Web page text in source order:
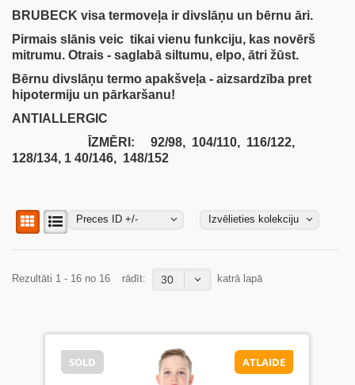
NODERĪGI
AKCIJAS
BRUBECK visa termoveļa ir divslāņu un bērnu āri.
Pirmais slānis veic tikai vienu funkciju, kas novērš
mitrumu. Otrais - saglabā siltumu, elpo, ātri žūst.
Bērnu divslāņu termo apakšveļa - aizsardzība pret
hipotermiju un pārkaršanu!
ANTIALLERGIC
ĪZMĒRI: 92/98, 104/110, 116/122,
128/134, 1 40/146, 148/152
Preces ID +/- Izvēlieties kolekciju
Rezultāti 1 - 16 no 16 rādīt: 30 katrā lapā
SOLD ATLAIDE